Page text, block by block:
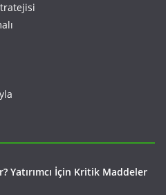
Yatırımcı İçin Kritik Maddeler